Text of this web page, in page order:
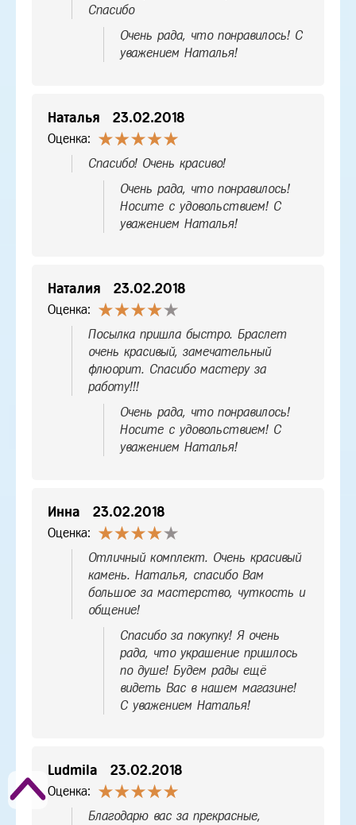
Спасибо
Очень рада, что понравилось! С
уважением Наталья!
Наталья 23.02.2018
Оценка:
Спасибо! Очень красиво!
Очень рада, что понравилось!
Носите с удовольствием! С
уважением Наталья!
Наталия 23.02.2018
Оценка:
Посылка пришла быстро. Браслет
очень красивый, замечательный
флюорит. Спасибо мастеру за
работу!!!
Очень рада, что понравилось!
Носите с удовольствием! С
уважением Наталья!
Инна 23.02.2018
Оценка:
Отличный комплект. Очень красивый
камень. Наталья, спасибо Вам
большое за мастерство, чуткость и
общение!
Спасибо за покупку! Я очень
рада, что украшение пришлось
по душе! Будем рады ещё
видеть Вас в нашем магазине!
С уважением Наталья!
Ludmila 23.02.2018
Оценка:
Благодарю вас за прекрасные,